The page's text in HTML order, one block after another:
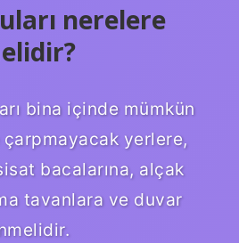
nerelere
bina içinde mümkün
yerlere,
bacalarına, alçak
tavanlara ve duvar